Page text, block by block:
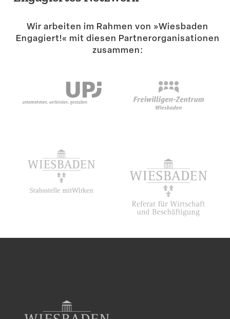
Wir arbeiten im Rahmen von »Wiesbaden
Engagiert!« mit diesen Partner­or­ga­ni­sa­tionen
zusammen: